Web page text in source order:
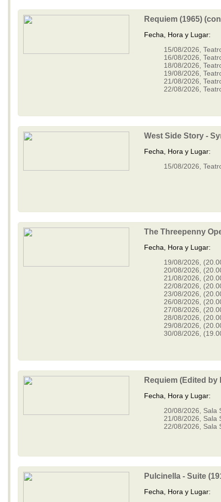
Requiem (1965)
Fecha, Hora y Lugar:
15/08/2026,
16/08/2026,
18/08/2026,
19/08/2026,
21/08/2026,
22/08/2026,
West Side Story -
Fecha, Hora y Lugar:
15/08/2026,
The Threepenny
Fecha, Hora y Lugar:
19/08/2026,
20/08/2026,
21/08/2026,
22/08/2026,
23/08/2026,
26/08/2026,
27/08/2026,
28/08/2026,
29/08/2026,
30/08/2026,
Requiem (Edited by
Fecha, Hora y Lugar:
20/08/2026, Sala
21/08/2026, Sala
22/08/2026, Sala
Pulcinella - Suite
Fecha, Hora y Lugar: